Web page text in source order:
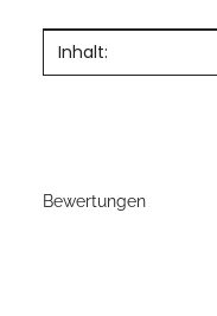
Produkteigenschaft
Wert
Inhalt:
Bewertungen